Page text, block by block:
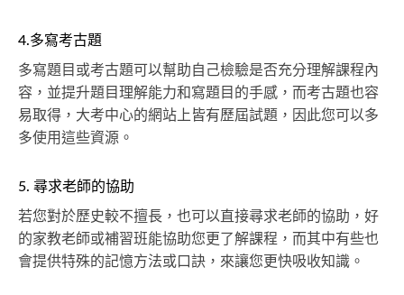
4.多寫考古題
多寫題目或考古題可以幫助自己檢驗是否充分理解課程內
容，並提升題目理解能力和寫題目的手感，而考古題也容
易取得，大考中心的網站上皆有歷屆試題，因此您可以多
多使用這些資源。
5. 尋求老師的協助
若您對於歷史較不擅長，也可以直接尋求老師的協助，好
的家教老師或補習班能協助您更了解課程，而其中有些也
會提供特殊的記憶方法或口訣，來讓您更快吸收知識。